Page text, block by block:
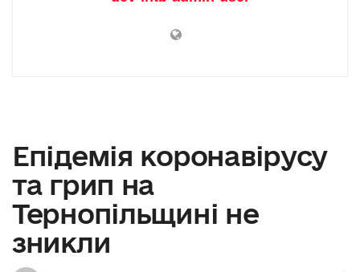
Епідемія коронавірусу
та грип на
Тернопільщині не
зникли